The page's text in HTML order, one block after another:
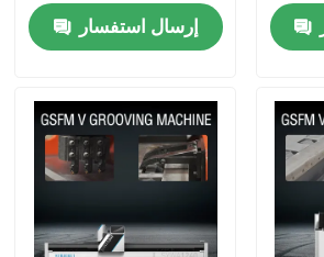
آلة الحز CNC V
آلة الحز التلقائي V
آلة الحز الصفائح المعدنية
آلة V Groover
إرسال استفسار